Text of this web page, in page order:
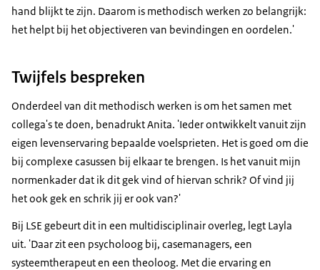
hand blijkt te zijn. Daarom is methodisch werken zo belangrijk:
het helpt bij het objectiveren van bevindingen en oordelen.'
Twijfels bespreken
Onderdeel van dit methodisch werken is om het samen met
collega's te doen, benadrukt Anita. 'Ieder ontwikkelt vanuit zijn
eigen levenservaring bepaalde voelsprieten. Het is goed om die
bij complexe casussen bij elkaar te brengen. Is het vanuit mijn
normenkader dat ik dit gek vind of hiervan schrik? Of vind jij
het ook gek en schrik jij er ook van?'
Bij LSE gebeurt dit in een multidisciplinair overleg, legt Layla
uit. 'Daar zit een psycholoog bij, casemanagers, een
systeemtherapeut en een theoloog. Met die ervaring en